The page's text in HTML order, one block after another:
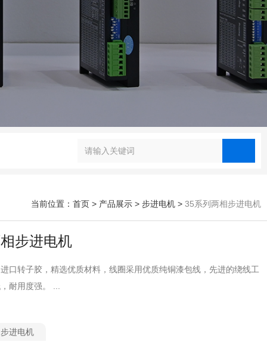
当前位置：首页 > 产品展示 > 步进电机 > 35系列两相步进电机
步进电机
口转子胶，精选优质材料，线圈采用优质纯铜漆包线，先进的绕线工
耐用度强。 ...
步进电机